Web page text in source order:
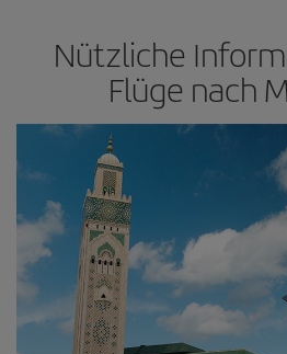
Nützliche
Flüge nach